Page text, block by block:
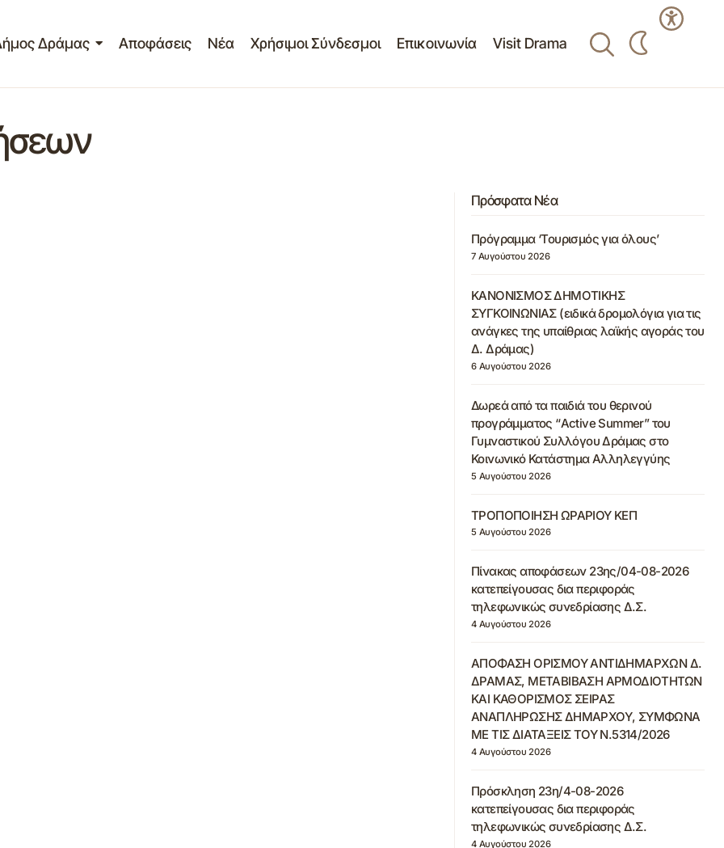
Δράμας Αποφάσεις Νέα Χρήσιμοι Σύνδεσμοι Επικοινωνία Visit Drama
Πρόσφατα Νέα
Πρόγραμμα ‘Τουρισμός για όλους’
7 Αυγούστου 2026
ΚΑΝΟΝΙΣΜΟΣ ΔΗΜΟΤΙΚΗΣ
ΣΥΓΚΟΙΝΩΝΙΑΣ (ειδικά δρομολόγια για τις
ανάγκες της υπαίθριας λαϊκής αγοράς του
Δ. Δράμας)
6 Αυγούστου 2026
Δωρεά από τα παιδιά του θερινού
προγράμματος “Active Summer” του
Γυμναστικού Συλλόγου Δράμας στο
Κοινωνικό Κατάστημα Αλληλεγγύης
5 Αυγούστου 2026
ΤΡΟΠΟΠΟΙΗΣΗ ΩΡΑΡΙΟΥ ΚΕΠ
5 Αυγούστου 2026
Πίνακας αποφάσεων 23ης/04-08-2026
κατεπείγουσας δια περιφοράς
τηλεφωνικώς συνεδρίασης Δ.Σ.
4 Αυγούστου 2026
ΑΠΟΦΑΣΗ ΟΡΙΣΜΟΥ ΑΝΤΙΔΗΜΑΡΧΩΝ Δ.
ΔΡΑΜΑΣ, ΜΕΤΑΒΙΒΑΣΗ ΑΡΜΟΔΙΟΤΗΤΩΝ
ΚΑΙ ΚΑΘΟΡΙΣΜΟΣ ΣΕΙΡΑΣ
ΑΝΑΠΛΗΡΩΣΗΣ ΔΗΜΑΡΧΟΥ, ΣΥΜΦΩΝΑ
ΜΕ ΤΙΣ ΔΙΑΤΑΞΕΙΣ ΤΟΥ Ν.5314/2026
4 Αυγούστου 2026
Πρόσκληση 23η/4-08-2026
κατεπείγουσας δια περιφοράς
τηλεφωνικώς συνεδρίασης Δ.Σ.
4 Αυγούστου 2026